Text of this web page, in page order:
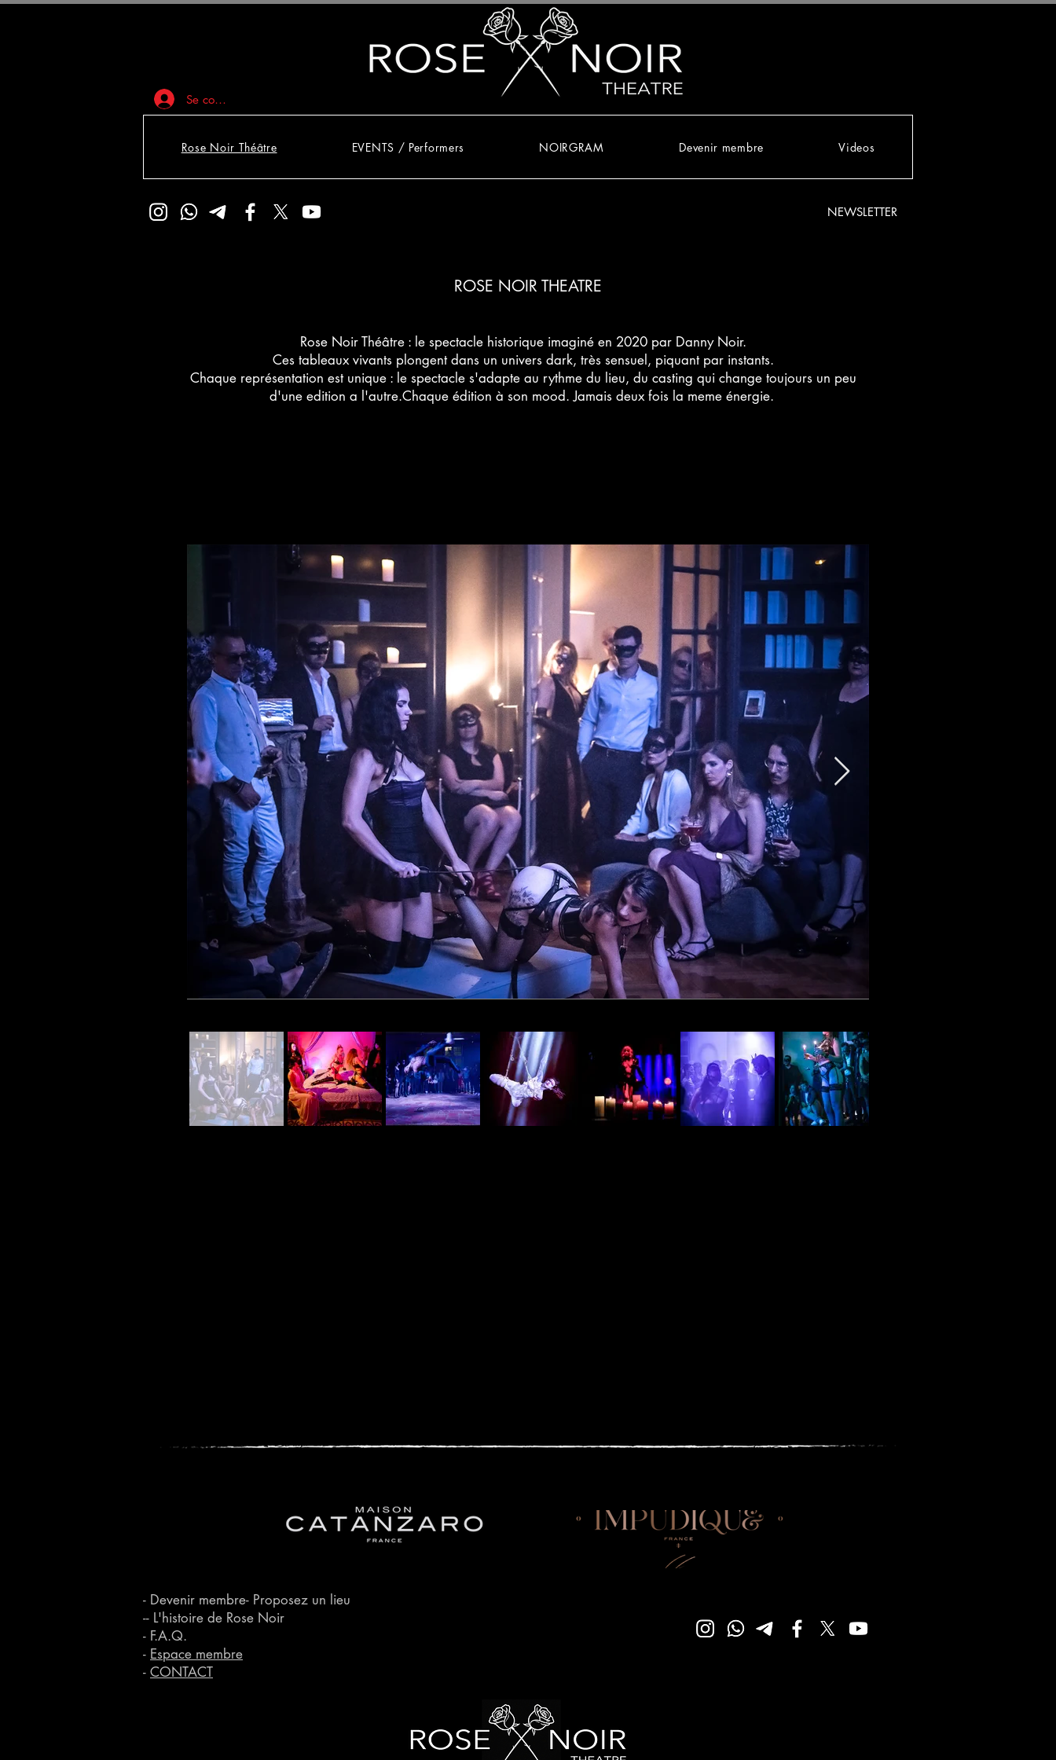
Se connecter
Rose Noir Théâtre EVENTS / Performers NOIRGRAM Devenir membre Videos
NEWSLETTER
ROSE NOIR THEATRE
Rose Noir Théâtre : le spectacle historique imaginé en 2020 par Danny Noir.
Ces tableaux vivants plongent dans un univers dark, très sensuel, piquant par instants.
Chaque représentation est unique : le spectacle s'adapte au rythme du lieu, du casting qui change toujours un peu
d'une edition a l'autre.Chaque édition à son mood. Jamais deux fois la meme énergie.
- Devenir membre- Proposez un lieu
-- L'histoire de Rose Noir
- F.A.Q.
- Espace membre
- CONTACT